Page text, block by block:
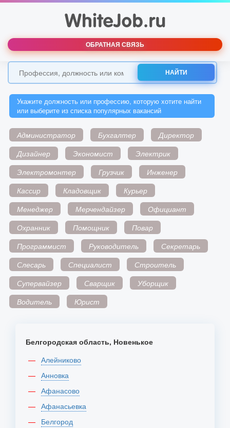
ОБРАТНАЯ СВЯЗЬ
НАЙТИ
Укажите должность или профессию, которую хотите найти
или выберите из списка популярных вакансий
Администратор Бухгалтер
Директор
Дизайнер
Экономист
Электрик
Электромонтер
Грузчик
Инженер
Кассир
Кладовщик
Курьер
Менеджер
Мерчендайзер
Официант
Охранник
Помощник
Повар
Программист
Руководитель
Секретарь
Слесарь
Специалист
Строитель
Супервайзер
Сварщик
Уборщик
Водитель
Юрист
Белгородская область, Новенькое
Алейниково
Анновка
Афанасово
Афанасьевка
Белгород